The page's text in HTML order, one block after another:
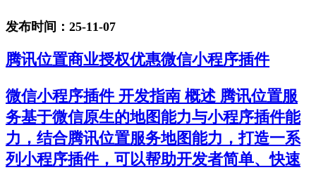
发布时间：25-11-07
腾讯位置商业授权优惠微信小程序插件
微信小程序插件 开发指南 概述 腾讯位置服
务基于微信原生的地图能力与小程序插件能
力，结合腾讯位置服务地图能力，打造一系
列小程序插件，可以帮助开发者简单、快速